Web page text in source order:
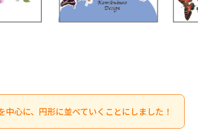
中心に、円形に並べていくことにしました！